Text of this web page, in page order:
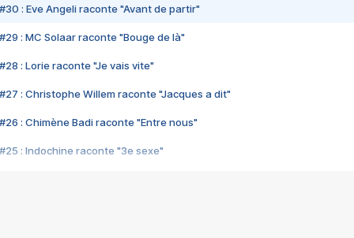
#30 : Eve Angeli raconte "Avant de partir"
#29 : MC Solaar raconte "Bouge de là"
#28 : Lorie raconte "Je vais vite"
#27 : Christophe Willem raconte "Jacques a dit"
#26 : Chimène Badi raconte "Entre nous"
#25 : Indochine raconte "3e sexe"